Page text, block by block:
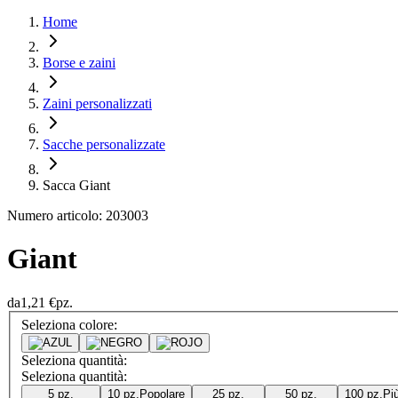
Home
Borse e zaini
Zaini personalizzati
Sacche personalizzate
Sacca Giant
Numero articolo: 203003
Giant
da1,21 €pz.
Seleziona colore:
Seleziona quantità:
Seleziona quantità:
5 pz.
10 pz. Popolare
25 pz.
50 pz.
100 pz.